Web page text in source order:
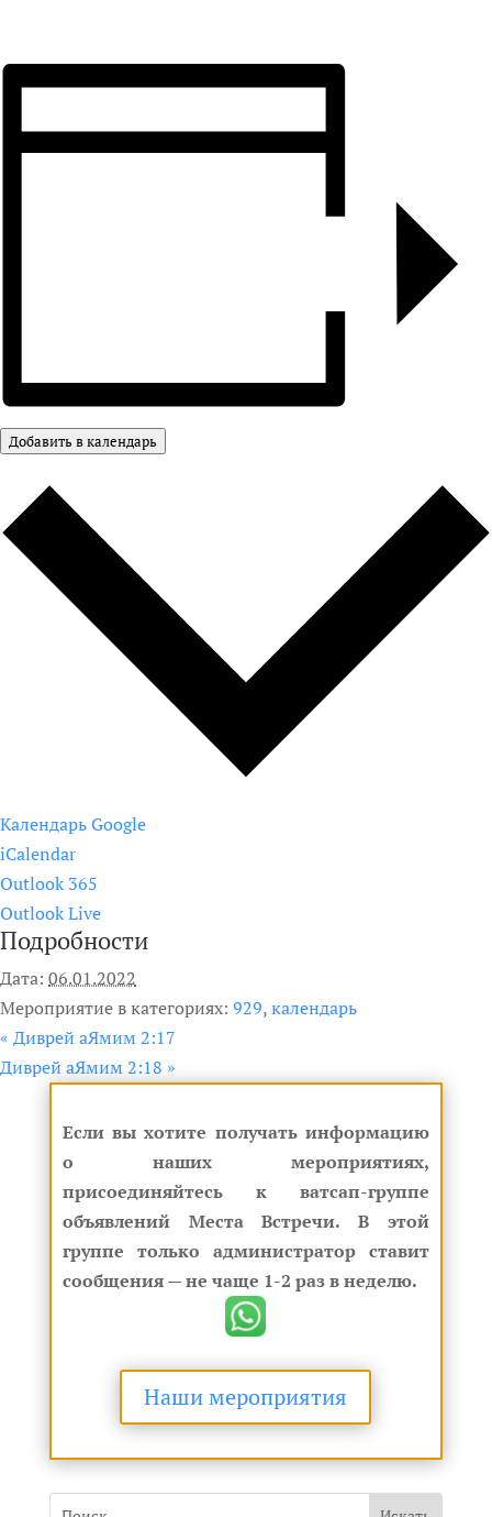
Добавить в календарь
Календарь Google
iCalendar
Outlook 365
Outlook Live
Подробности
Дата: 06.01.2022
Мероприятие в категориях: 929,календарь
« Диврей аЯмим 2:17
Диврей аЯмим 2:18 »
Если вы хотите получать информацию
о наших мероприятиях,
присоединяйтесь к ватсап-группе
объявлений Места Встречи. В этой
группе только администратор ставит
сообщения — не чаще 1-2 раз в неделю.
Наши мероприятия